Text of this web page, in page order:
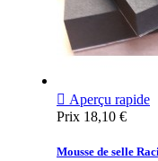
 Aperçu rapide
Prix 18,10 €
Mousse de selle